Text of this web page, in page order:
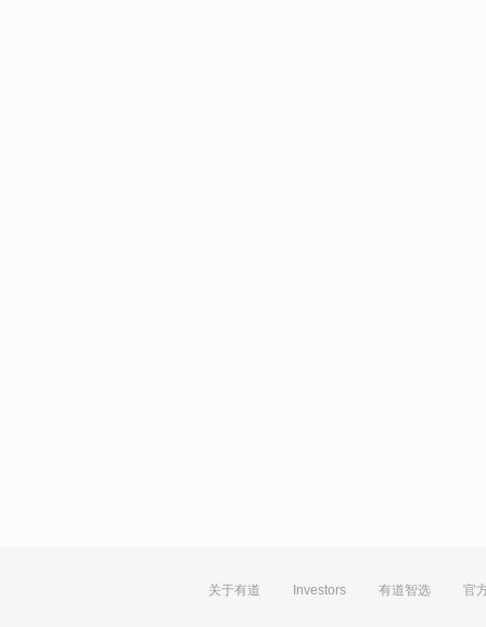
关于有道 Investors 有道智选 官